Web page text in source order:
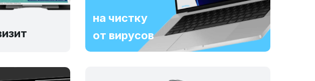
на чистку
от вирусов